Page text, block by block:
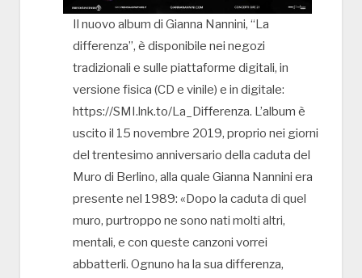
Il nuovo album di Gianna Nannini, “La
differenza”, è disponibile nei negozi
tradizionali e sulle piattaforme digitali, in
versione fisica (CD e vinile) e in digitale:
https://SMI.lnk.to/La_Differenza. L’album è
uscito il 15 novembre 2019, proprio nei giorni
del trentesimo anniversario della caduta del
Muro di Berlino, alla quale Gianna Nannini era
presente nel 1989: «Dopo la caduta di quel
muro, purtroppo ne sono nati molti altri,
mentali, e con queste canzoni vorrei
abbatterli. Ognuno ha la sua differenza,